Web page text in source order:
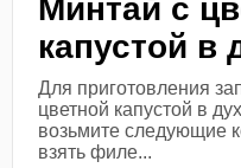
Минтай с
капустой в
Для приготовления
цветной капустой в
возьмите следующие
взять филе...